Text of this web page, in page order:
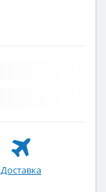
Доставка